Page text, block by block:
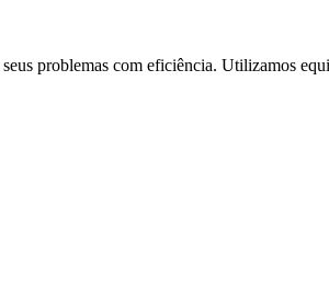
problemas com eficiência. Utilizamos